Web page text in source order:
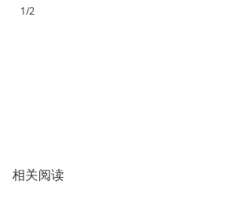
1/2
相关阅读